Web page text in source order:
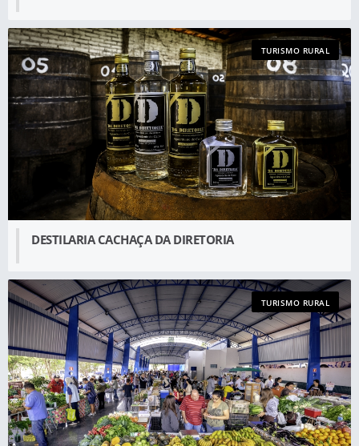
DESTILARIA CACHAÇA DA DIRETORIA
TURISMO RURAL
TURISMO RURAL